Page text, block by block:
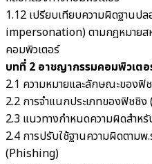
1.12 เปรียบเทียบความผิดฐานป
impersonation) ตามกฎหมายส
คอมพิวเตอร์
บทที่ 2 อาชญากรรมคอมพิวเต
2.1 ความหมายและลักษณะของ
2.2 การจำแนกประเภทของฟิชชิ
2.3 แนวทางกำหนดความผิดสำ
2.4 การปรับใช้ฐานความผิดตาม
(Phishing)